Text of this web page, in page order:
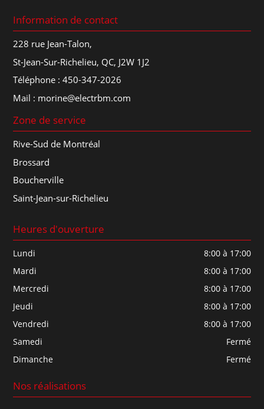
Information de contact
228 rue Jean-Talon,
St-Jean-Sur-Richelieu, QC, J2W 1J2
Téléphone :450-347-2026
Mail : morine@electrbm.com
Zone de service
Rive-Sud de Montréal
Brossard
Boucherville
Saint-Jean-sur-Richelieu
Heures d'ouverture
Lundi
8:00 à 17:00
Mardi
8:00 à 17:00
Mercredi
8:00 à 17:00
Jeudi
8:00 à 17:00
Vendredi
8:00 à 17:00
Samedi
Fermé
Dimanche
Fermé
Nos réalisations